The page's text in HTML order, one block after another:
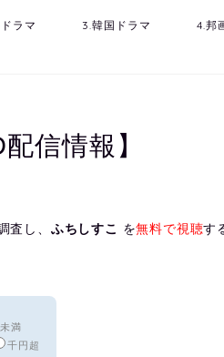
ラマ 3.韓国ドラマ 4.邦
信情報】
査し、 ふちしすこ を無料で視聴す
満
千円超